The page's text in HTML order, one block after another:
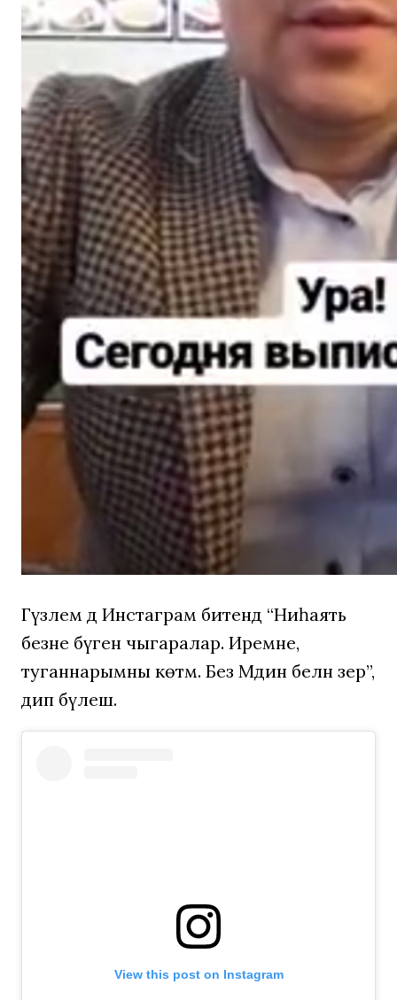
Гүзәлем дә Инстаграм битендә “Ниһаять
безне бүген чыгаралар. Иремне,
туганнарымны көтәм. Без Мәдинә белән әзер”,
дип бүлешә.
View this post on Instagram